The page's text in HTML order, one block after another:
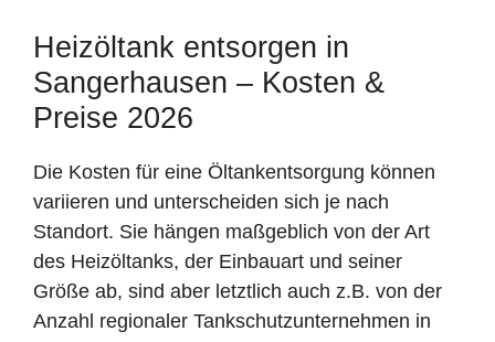
Heizöltank entsorgen in
Sangerhausen – Kosten &
Preise 2026
Die Kosten für eine Öltankentsorgung können
variieren und unterscheiden sich je nach
Standort. Sie hängen maßgeblich von der Art
des Heizöltanks, der Einbauart und seiner
Größe ab, sind aber letztlich auch z.B. von der
Anzahl regionaler Tankschutzunternehmen in